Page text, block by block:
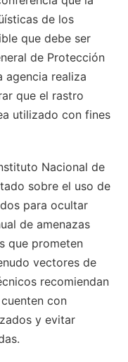
de los
que debe ser
de Protección
agencia realiza
que el rastro
utilizado con fines
Nacional de
sobre el uso de
para ocultar
de amenazas
que prometen
vectores de
recomiendan
con
y evitar